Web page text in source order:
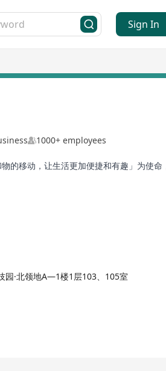
Sign In
1000+ employees
移动，让生活更加便捷和有趣」为使命
区。
园·北领地A—1楼1层103、105室